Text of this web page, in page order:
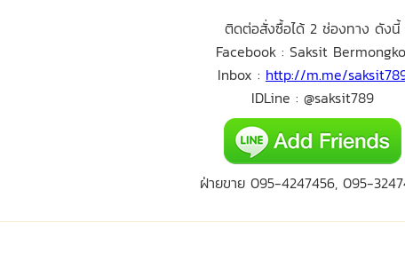
ติดต่อสั่งซื้อได้ 2 ช่องทาง ดังนี้
Facebook : Saksit
Inbox : http://m.me/
IDLine : @saksit789
ฝ่ายขาย 095-4247456, 095-